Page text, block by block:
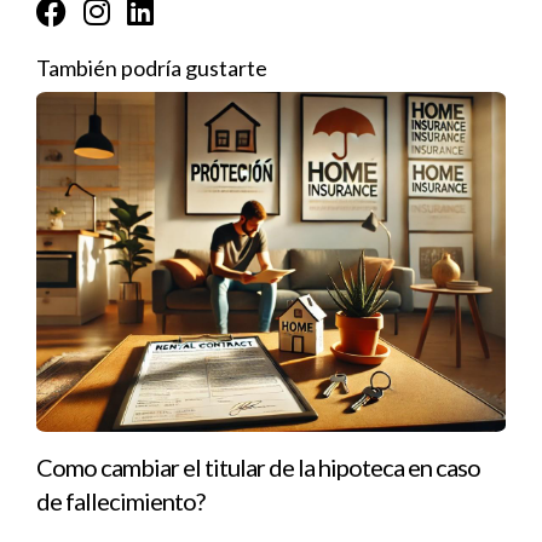
Consejos y Reflexiones Finales
y puede requerir paciencia. La clave es estar preparado y ser
flexible. Mantente informado sobre las tendencias del
mercado y siempre ten una mentalidad abierta sobre las
oportunidades que puedan surgir. A medida que avanzas,
asegúrate de no solo enfocarte en las ganancias financieras,
sino también en cómo esta experiencia puede mejorar tu
calidad de vida.
Finalmente, considera cada paso que tomes en este proceso
como una inversión no solo en tu futuro financiero, sino
también en tu bienestar personal y emocional. La venta de tu
adecuada, estarás un paso más cerca de alcanzar tus sueños.
También podría gustarte
Como cambiar el titular de la hipoteca en caso
de fallecimiento?